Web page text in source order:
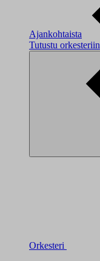
Ajankohtaista
Tutustu orkesteriin
Orkesteri